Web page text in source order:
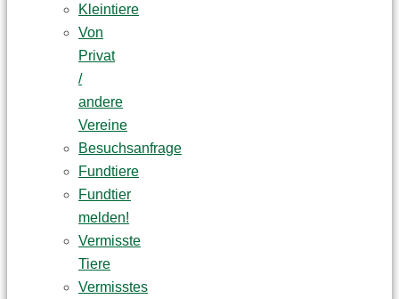
Kleintiere
Von
Privat
/
andere
Vereine
Besuchsanfrage
Fundtiere
Fundtier
melden!
Vermisste
Tiere
Vermisstes